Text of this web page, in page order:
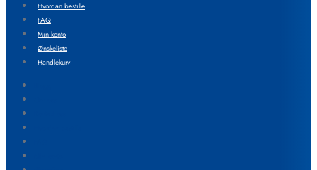
Hvordan bestille
FAQ
Min konto
Ønskeliste
Handlekurv